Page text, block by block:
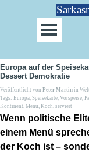
Direkt zum Seiteninhalt
Menü
Europa auf der
Dessert Demokratie
Veröffentlicht von Peter Martin in
Tags: Europa, Speisekarte, Vorspeise,
Kontinent, Menü, Koch, serviert
Wenn politische
einem Menü
der Koch ist –